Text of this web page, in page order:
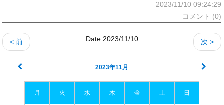
2023/11/10 09:24:29
コメント (0)
< 前 次 >
Date 2023/11/10
2023年11月
月 火 水 木 金 土 日